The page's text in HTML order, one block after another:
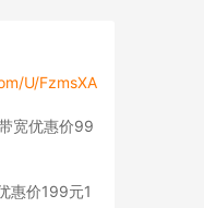
U/FzmsXA
宽优惠价99
惠价199元1